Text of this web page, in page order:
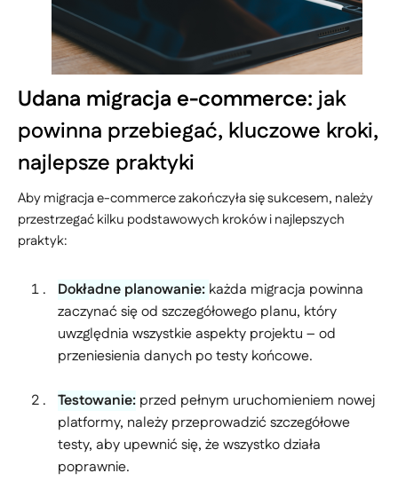
Udana migracja e-commerce:jak
powinna przebiegać, kluczowe kroki,
najlepsze praktyki
Aby migracja e-commerce zakończyła się sukcesem, należy
przestrzegać kilku podstawowych kroków i najlepszych
praktyk:
Dokładne planowanie: każda migracja powinna
zaczynać się od szczegółowego planu, który
uwzględnia wszystkie aspekty projektu – od
przeniesienia danych po testy końcowe.
Testowanie: przed pełnym uruchomieniem nowej
platformy, należy przeprowadzić szczegółowe
testy, aby upewnić się, że wszystko działa
poprawnie.